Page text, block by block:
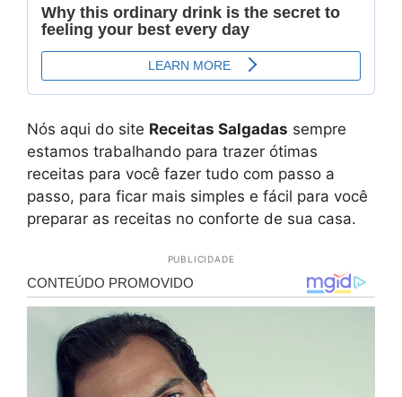
Nós aqui do site Receitas Salgadas sempre
estamos trabalhando para trazer ótimas
receitas para você fazer tudo com passo a
passo, para ficar mais simples e fácil para você
preparar as receitas no conforte de sua casa.
PUBLICIDADE